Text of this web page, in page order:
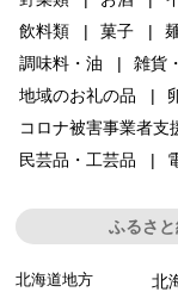
飲料類
菓子
調味料・油
雑貨
地域のお礼の品
コロナ被害事業者支
民芸品・工芸品
ふるさ
北海道地方 北